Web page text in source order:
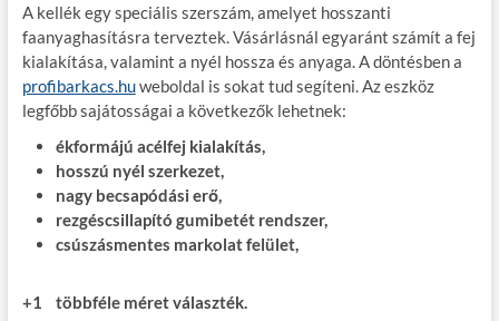
A kellék egy speciális szerszám, amelyet hosszanti
faanyaghasításra terveztek. Vásárlásnál egyaránt számít a fej
kialakítása, valamint a nyél hossza és anyaga. A döntésben a
profibarkacs.huweboldal is sokat tud segíteni. Az eszköz
legfőbb sajátosságai a következők lehetnek:
ékformájú acélfej kialakítás,
hosszú nyél szerkezet,
nagy becsapódási erő,
rezgéscsillapító gumibetét rendszer,
csúszásmentes markolat felület,
+1 többféle méret választék.